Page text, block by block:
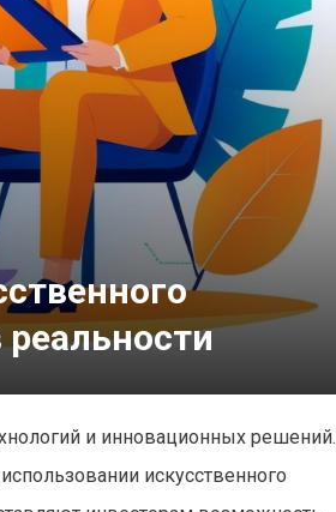
и инновационных решений.
искусственного